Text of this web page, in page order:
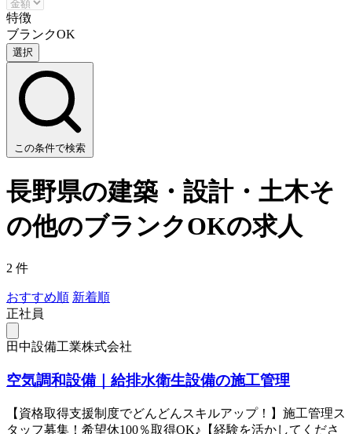
特徴
ブランクOK
選択
この条件で検索
長野県の建築・設計・土木そ
の他のブランクOKの求人
2 件
おすすめ順 新着順
正社員
田中設備工業株式会社
空気調和設備｜給排水衛生設備の施工管理
【資格取得支援制度でどんどんスキルアップ！】施工管理ス
タッフ募集！希望休100％取得OK♪【経験を活かしてくださ